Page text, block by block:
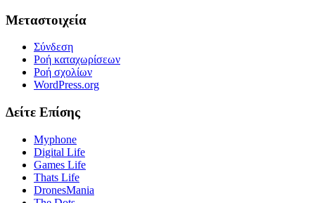
Μεταστοιχεία
Σύνδεση
Ροή καταχωρίσεων
Ροή σχολίων
WordPress.org
Δείτε Επίσης
Myphone
Digital Life
Games Life
Thats Life
DronesMania